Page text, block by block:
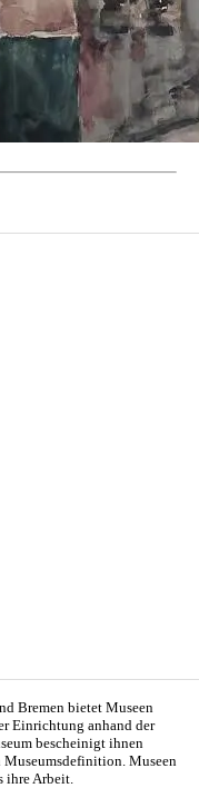
Bremen bietet Museen
Einrichtung anhand der
bescheinigt ihnen
Museen
ihre Arbeit.